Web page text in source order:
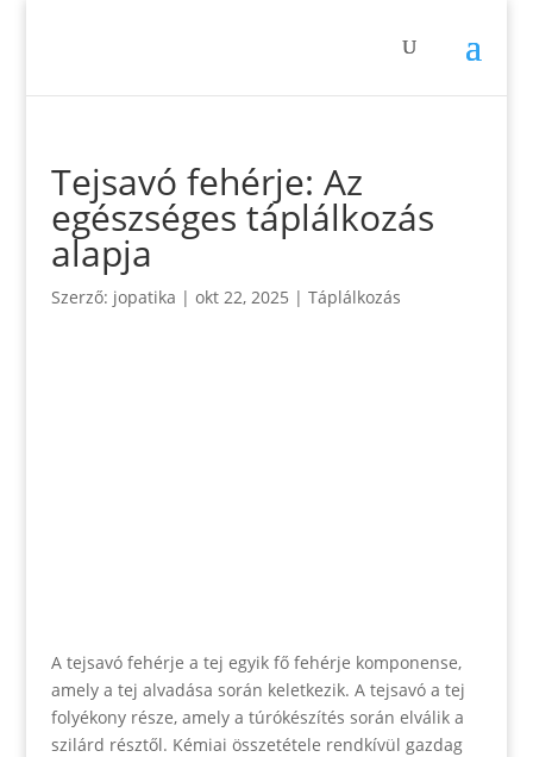
Tejsavó fehérje: Az
egészséges táplálkozás
alapja
Szerző: jopatika | okt 22, 2025 | Táplálkozás
A tejsavó fehérje a tej egyik fő fehérje komponense,
amely a tej alvadása során keletkezik. A tejsavó a tej
folyékony része, amely a túrókészítés során elválik a
szilárd résztől. Kémiai összetétele rendkívül gazdag